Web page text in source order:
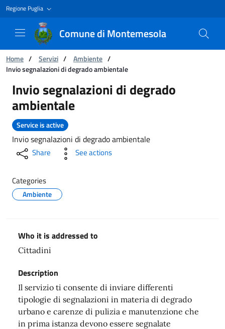
Regione Puglia
Comune di Montemesola
You are:
Home / Servizi / Ambiente /
Invio segnalazioni di degrado ambientale
Invio segnalazioni di degrado ambientale
Invio segnalazioni di degrado
ambientale
Service is active
Invio segnalazioni di degrado ambientale
Share See actions
Categories
Ambiente
Who it is addressed to
Cittadini
Description
Il servizio ti consente di inviare differenti
tipologie di segnalazioni in materia di degrado
urbano e carenze di pulizia e manutenzione che
in prima istanza devono essere segnalate